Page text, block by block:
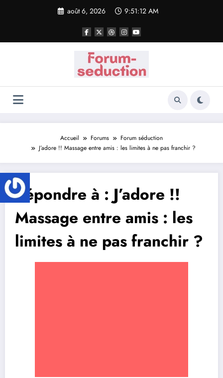
août 6, 2026 9:51:12 AM
Accueil Forums
Forum séduction
J’adore !! Massage entre amis : les limites à ne pas franchir ?
Répondre à : J’adore !!
Massage entre amis : les
limites à ne pas franchir ?